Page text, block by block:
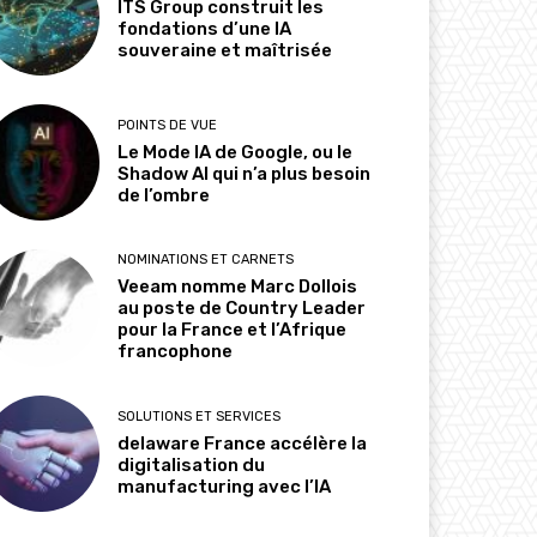
ITS Group construit les
fondations d’une IA
souveraine et maîtrisée
POINTS DE VUE
Le Mode IA de Google, ou le
Shadow AI qui n’a plus besoin
de l’ombre
NOMINATIONS ET CARNETS
Veeam nomme Marc Dollois
au poste de Country Leader
pour la France et l’Afrique
francophone
SOLUTIONS ET SERVICES
delaware France accélère la
digitalisation du
manufacturing avec l’IA